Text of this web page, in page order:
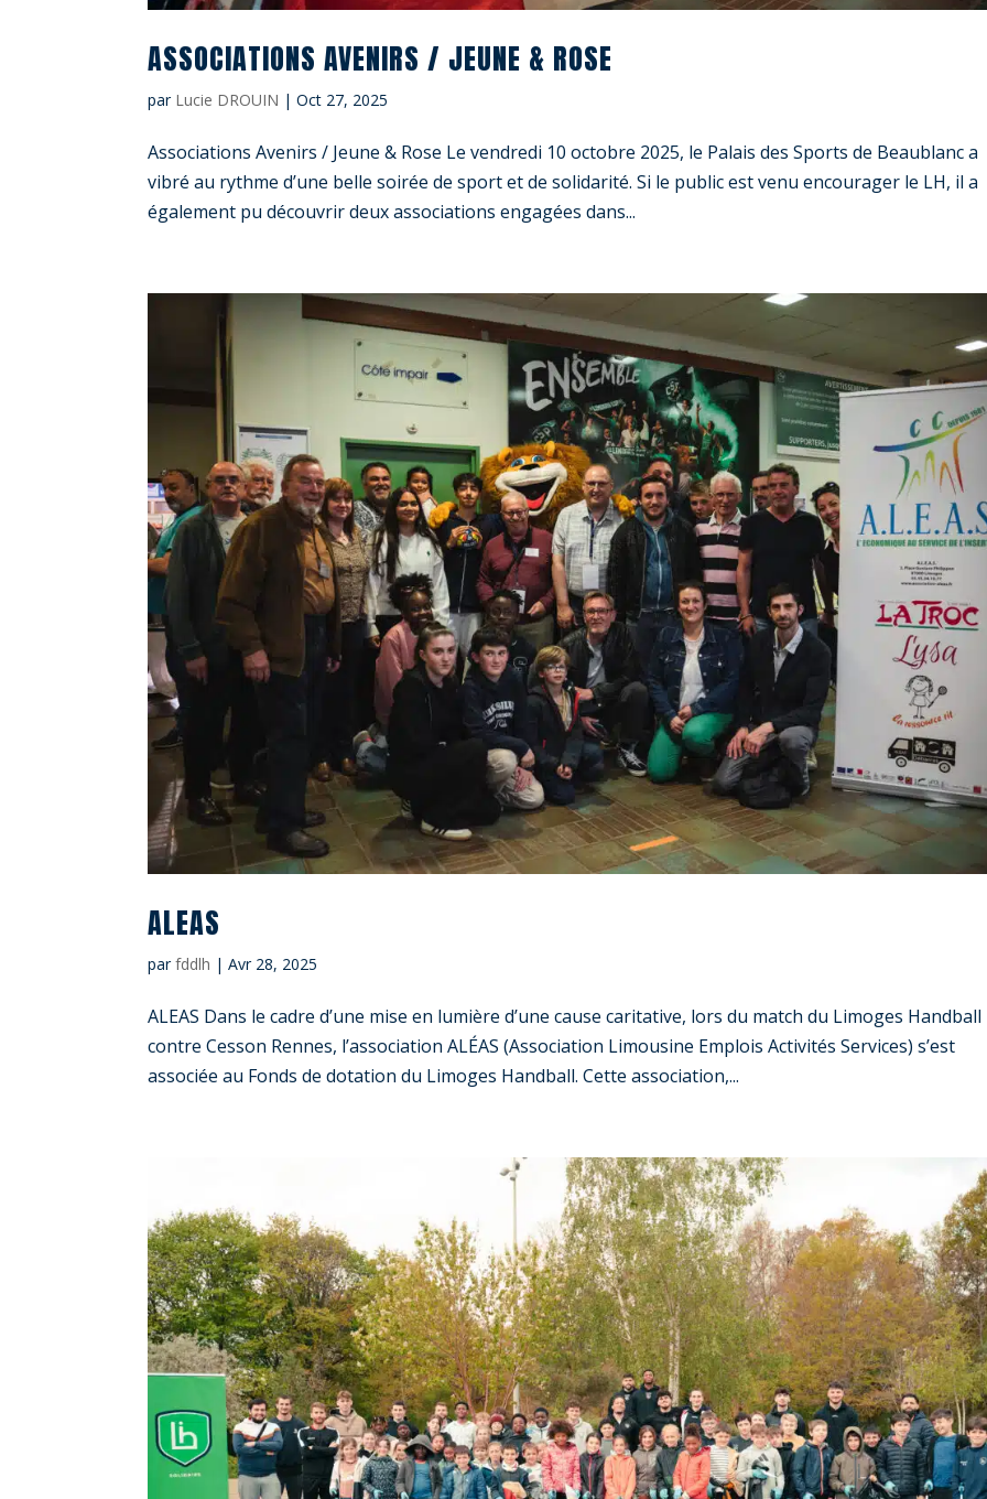
ASSOCIATIONS AVENIRS / JEUNE & ROSE
par Lucie DROUIN |Oct 27, 2025
Associations Avenirs / Jeune & Rose Le vendredi 10 octobre 2025, le Palais des Sports de Beaublanc a
vibré au rythme d’une belle soirée de sport et de solidarité. Si le public est venu encourager le LH, il a
également pu découvrir deux associations engagées dans...
ALEAS
parfddlh |Avr 28, 2025
ALEAS Dans le cadre d’une mise en lumière d’une cause caritative, lors du match du Limoges Handball
contre Cesson Rennes, l’association ALÉAS (Association Limousine Emplois Activités Services) s’est
associée au Fonds de dotation du Limoges Handball. Cette association,...